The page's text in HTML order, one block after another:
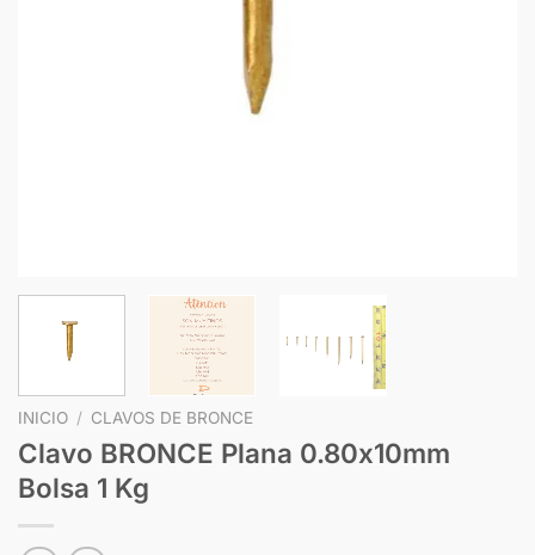
INICIO / CLAVOS DE BRONCE
Clavo BRONCE Plana 0.80x10mm
Bolsa 1 Kg